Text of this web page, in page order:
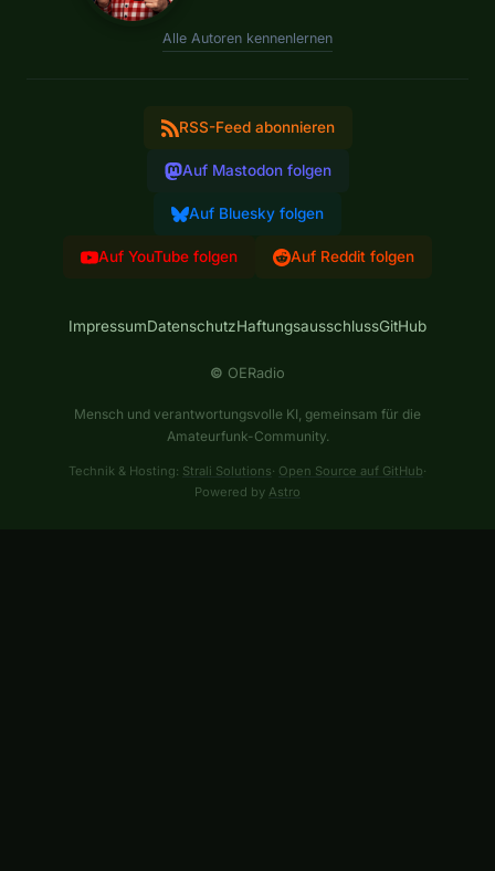
Alle Autoren kennenlernen
RSS-Feed abonnieren
Auf Mastodon folgen
Auf Bluesky folgen
Auf YouTube folgen Auf Reddit folgen
ImpressumDatenschutzHaftungsausschlussGitHub
© OERadio
Mensch und verantwortungsvolle KI, gemeinsam für die
Amateurfunk-Community.
Technik & Hosting: Strali Solutions· Open Source auf GitHub·
Powered by Astro